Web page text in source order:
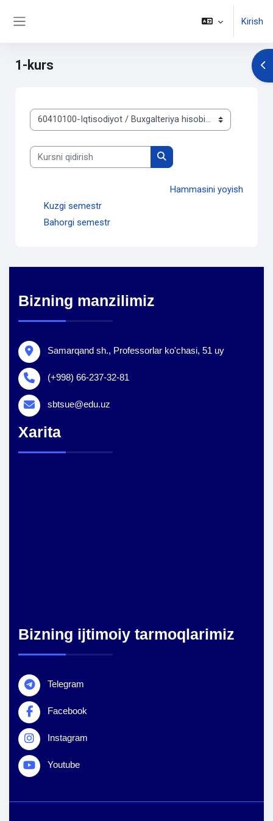
Kirish
1-kurs
Kurs kategoriyalari
Kursni qidirish
Kursni qidirish
Hammasini yoyish
Kuzgi semestr
Bahorgi semestr
Bizning manzilimiz
Samarqand sh., Professorlar ko'chasi, 51 uy
(+998) 66-237-32-81
sbtsue@edu.uz
Xarita
Bizning ijtimoiy tarmoqlarimiz
Telegram
Facebook
Instagram
Youtube